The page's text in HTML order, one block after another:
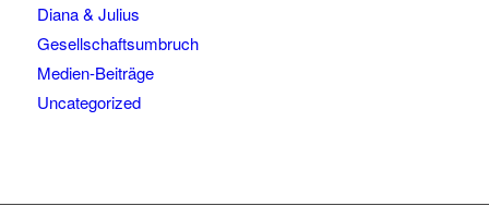
Diana & Julius
Gesellschaftsumbruch
Medien-Beiträge
Uncategorized